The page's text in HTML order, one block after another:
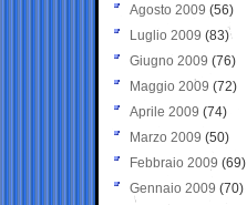
Agosto 2009 (56)
Luglio 2009 (83)
Giugno 2009 (76)
Maggio 2009 (72)
Aprile 2009 (74)
Marzo 2009 (50)
Febbraio 2009 (69)
Gennaio 2009 (70)